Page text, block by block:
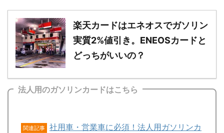
楽天カードはエネオスでガソリン
実質2%値引き。ENEOSカードと
どっちがいいの？
法人用のガソリンカードはこちら
関連記事
社用車・営業車に必須！法人用ガソリンカ